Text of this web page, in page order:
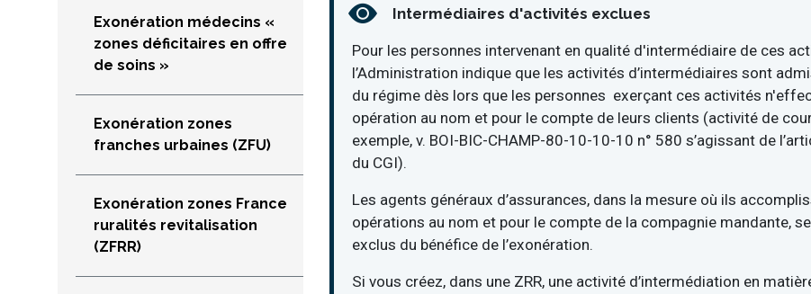
Intermédiaires d'activités exclues
Pour les personnes intervenant en qualité d'intermédiaire de ces
l’Administration indique que les activités d’intermédiaires sont
du régime dès lors que les personnes exerçant ces activités
opération au nom et pour le compte de leurs clients (activité de
exemple, v. BOI-BIC-CHAMP-80-10-10-10 n° 580 s’agissant de
du CGI).
Les agents généraux d’assurances, dans la mesure où ils
opérations au nom et pour le compte de la compagnie mandante,
exclus du bénéfice de l’exonération.
Si vous créez, dans une ZRR, une activité d’intermédiation en
Exonération médecins «
zones déficitaires en offre
de soins »
Exonération zones
franches urbaines (ZFU)
Exonération zones France
ruralités revitalisation
(ZFRR)